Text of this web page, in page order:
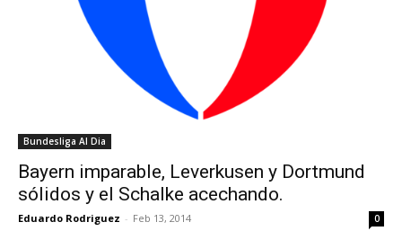
Bundesliga Al Dia
Bayern imparable, Leverkusen y Dortmund
sólidos y el Schalke acechando.
Eduardo Rodriguez - Feb 13, 2014 0